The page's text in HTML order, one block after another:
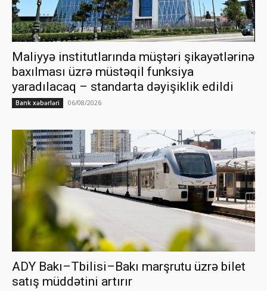
Maliyyə institutlarında müştəri şikayətlərinə
baxılması üzrə müstəqil funksiya
yaradılacaq – standarta dəyişiklik edildi
Bank xəbərləri 06/08/2026
ADY Bakı–Tbilisi–Bakı marşrutu üzrə bilet
satış müddətini artırır